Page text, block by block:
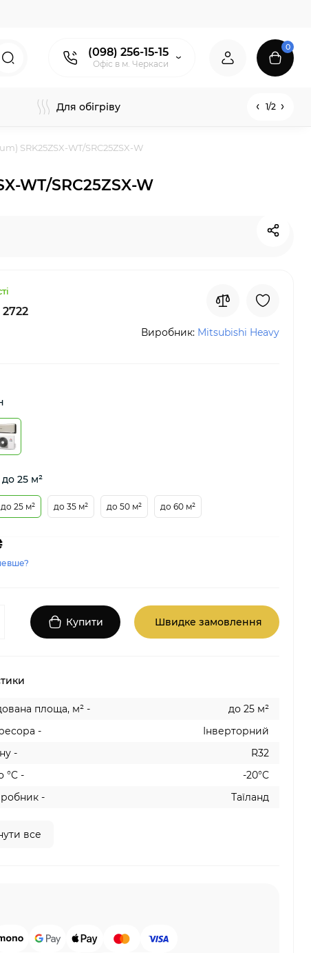
(098) 256-15-15
Офіс в м. Черкаси
0
Для обігріву 1/2
SRK25ZSX-WT/SRC25ZSX-W
WT/SRC25ZSX-W
2722
Виробник: Mitsubishi Heavy
25 м²
до 25 м² до 35 м² до 50 м² до 60 м²
Купити Швидке замовлення
площа, м² -
до 25 м²
-
Інверторний
-
R32
°C -
-20°C
-
Таїланд
все